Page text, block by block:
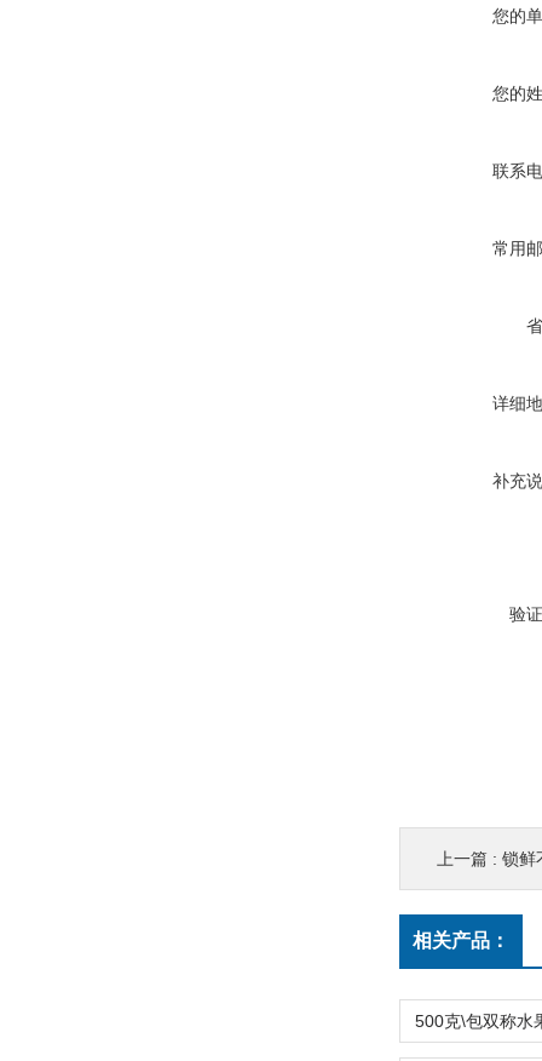
您的
您的
联系
常用
详细
补充
验
上一篇 : 锁鲜
相关产品：